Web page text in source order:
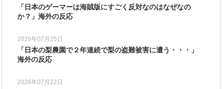
「日本のゲーマーは海賊版にすごく反対なのはなぜなの
か？」海外の反応
2026年07月25日
「日本の梨農園で２年連続で梨の盗難被害に遭う・・・」
海外の反応
2026年07月22日